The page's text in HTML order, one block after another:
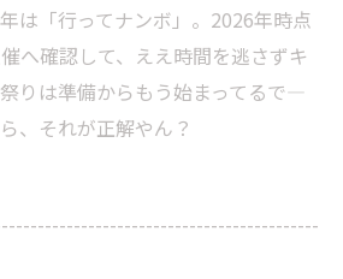
は「行ってナンボ」。2026年時点
へ確認して、ええ時間を逃さずキ
りは準備からもう始まってるで—
、それが正解やん？